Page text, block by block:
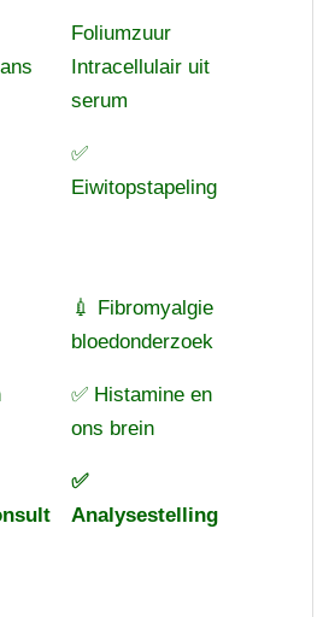
Foliumzuur
Intracellulair uit
serum
✅
Eiwitopstapeling
💉 Fibromyalgie
bloedonderzoek
✅ Histamine en
ons brein
✅
Analysestelling